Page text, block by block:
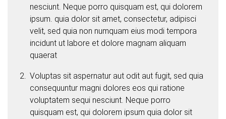
nesciunt. Neque porro quisquam est, qui dolorem
ipsum. quia dolor sit amet, consectetur, adipisci
velit, sed quia non numquam eius modi tempora
incidunt ut labore et dolore magnam aliquam
quaerat
Voluptas sit aspernatur aut odit aut fugit, sed quia
consequuntur magni dolores eos qui ratione
voluptatem sequi nesciunt. Neque porro
quisquam est, qui dolorem ipsum quia dolor sit